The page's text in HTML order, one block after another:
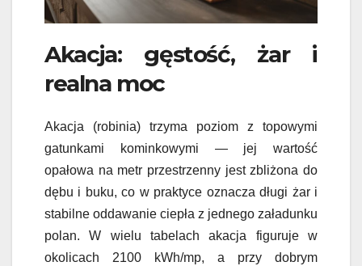
Akacja: gęstość, żar i
realna moc
Akacja (robinia) trzyma poziom z topowymi
gatunkami kominkowymi — jej wartość
opałowa na metr przestrzenny jest zbliżona do
dębu i buku, co w praktyce oznacza długi żar i
stabilne oddawanie ciepła z jednego załadunku
polan. W wielu tabelach akacja figuruje w
okolicach 2100 kWh/mp, a przy dobrym